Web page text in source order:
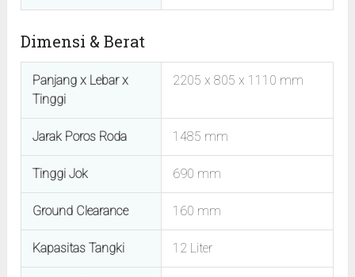
Dimensi & Berat
Panjang x Lebar x
Tinggi
2205 x 805 x 1110 mm
Jarak Poros Roda 1485 mm
Tinggi Jok 690 mm
Ground Clearance 160 mm
Kapasitas Tangki 12 Liter